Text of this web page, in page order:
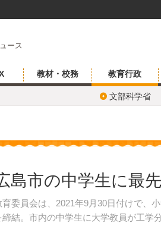
ース
教材・校務 教育行政
文部科学省
島市の中学生に最
委員会は、2021年9月30日付けで、
結。市内の中学生に大学教員が工学